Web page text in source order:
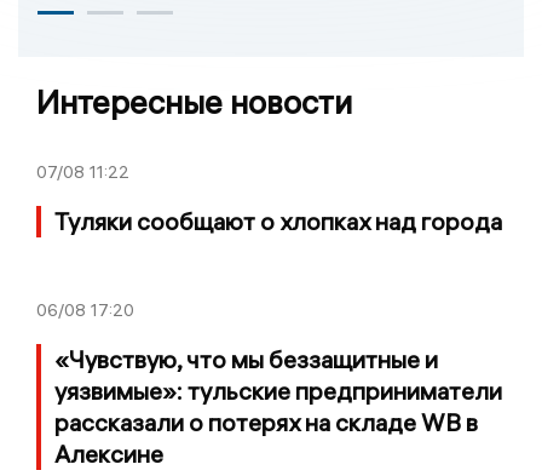
Интересные новости
07/08 11:22
Туляки сообщают о хлопках над города
06/08 17:20
«Чувствую, что мы беззащитные и
уязвимые»: тульские предприниматели
рассказали о потерях на складе WB в
Алексине